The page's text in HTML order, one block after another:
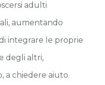
adulti
aumentando
integrare le proprie
degli altri,
a chiedere aiuto.